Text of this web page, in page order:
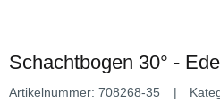
Schachtbogen 30° -
Artikelnummer: 708268-35